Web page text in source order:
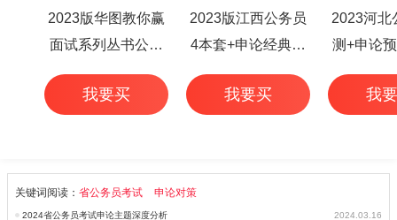
2023版华图教你赢
面试系列丛书公务
员面试华图专家详
解1000题（3本
我要买
2023版江西公务员
4本套+申论经典范
文50篇+行测高频考
点 6本
我要买
2023河北
测+申论
本
我
关键词阅读： 省公务员考试 申论对策
2024省公务员考试申论主题深度分析 2024.03.16